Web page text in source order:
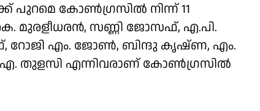
പുറമെ കോൺഗ്രസിൽ നിന്ന് 11
കെ. മുരളീധരൻ, സണ്ണി ജോസഫ്, എ.പി.
റോജി എം. ജോൺ, ബിന്ദു കൃഷ്ണ, എം.
തുളസി എന്നിവരാണ് കോൺഗ്രസിൽ